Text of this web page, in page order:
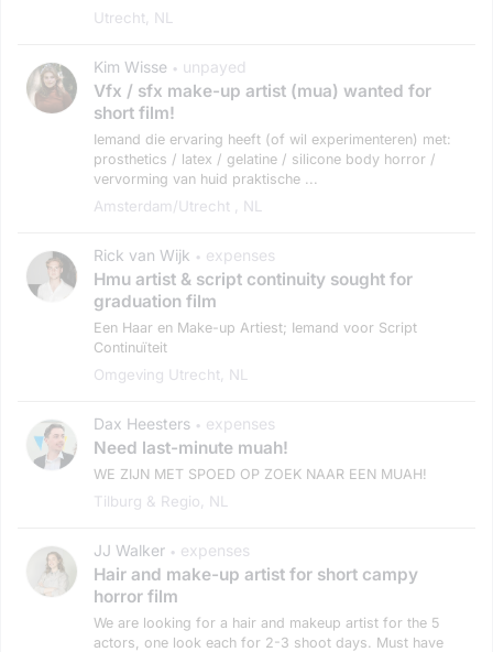
Utrecht, NL
Kim Wisse • unpayed
Vfx / sfx make-up artist (mua) wanted for
short film!
Iemand die ervaring heeft (of wil experimenteren) met:
prosthetics / latex / gelatine / silicone body horror /
vervorming van huid praktische ...
Amsterdam/utrecht , NL
Rick van Wijk • expenses
Hmu artist & script continuity sought for
graduation film
Een Haar en Make-up Artiest; Iemand voor Script
Continuïteit
Omgeving Utrecht, NL
Dax Heesters • expenses
Need last-minute muah!
WE ZIJN MET SPOED OP ZOEK NAAR EEN MUAH!
Tilburg & Regio, NL
JJ Walker • expenses
Hair and make-up artist for short campy
horror film
We are looking for a hair and makeup artist for the 5
actors, one look each for 2-3 shoot days. Must have